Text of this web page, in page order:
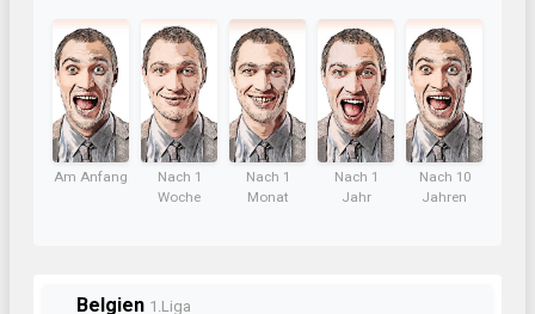
Am Anfang
Nach 1
Woche
Nach 1
Monat
Nach 1
Jahr
Nach 10
Jahren
Belgien 1.Liga